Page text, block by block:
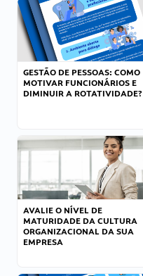
GESTÃO DE PESSOAS: COMO
MOTIVAR FUNCIONÁRIOS E
DIMINUIR A ROTATIVIDADE?
AVALIE O NÍVEL DE
MATURIDADE DA CULTURA
ORGANIZACIONAL DA SUA
EMPRESA